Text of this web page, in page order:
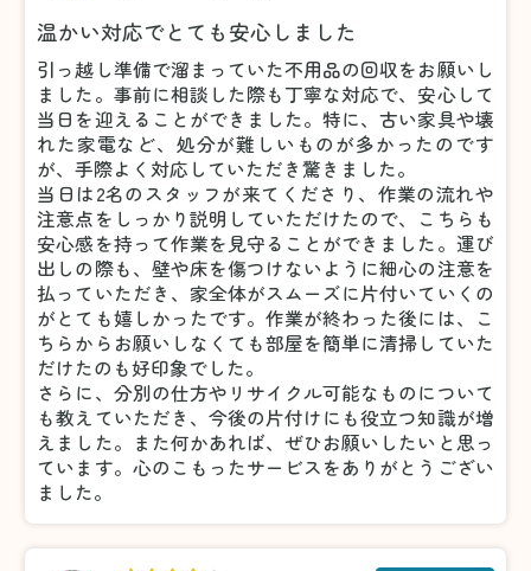
温かい対応でとても安心しました
引っ越し準備で溜まっていた不用品の回収をお願いし
ました。事前に相談した際も丁寧な対応で、安心して
当日を迎えることができました。特に、古い家具や壊
れた家電など、処分が難しいものが多かったのです
が、手際よく対応していただき驚きました。
当日は2名のスタッフが来てくださり、作業の流れや
注意点をしっかり説明していただけたので、こちらも
安心感を持って作業を見守ることができました。運び
出しの際も、壁や床を傷つけないように細心の注意を
払っていただき、家全体がスムーズに片付いていくの
がとても嬉しかったです。作業が終わった後には、こ
ちらからお願いしなくても部屋を簡単に清掃していた
だけたのも好印象でした。
さらに、分別の仕方やリサイクル可能なものについて
も教えていただき、今後の片付けにも役立つ知識が増
えました。また何かあれば、ぜひお願いしたいと思っ
ています。心のこもったサービスをありがとうござい
ました。